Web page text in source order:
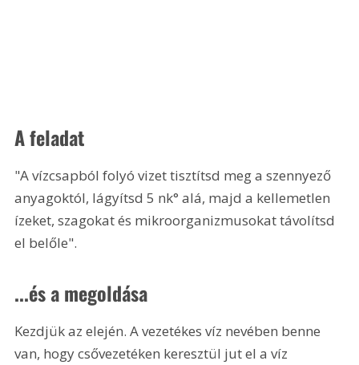
A feladat
"A vízcsapból folyó vizet tisztítsd meg a szennyező
anyagoktól, lágyítsd 5 nk° alá, majd a kellemetlen
ízeket, szagokat és mikroorganizmusokat távolítsd
el belőle".
...és a megoldása
Kezdjük az elején. A vezetékes víz nevében benne
van, hogy csővezetéken keresztül jut el a víz